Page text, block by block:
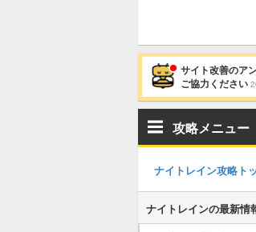
サイト改善のア
ご協力ください
攻略メニュー
ナイトレイン攻略ト
ナイトレインの最新情